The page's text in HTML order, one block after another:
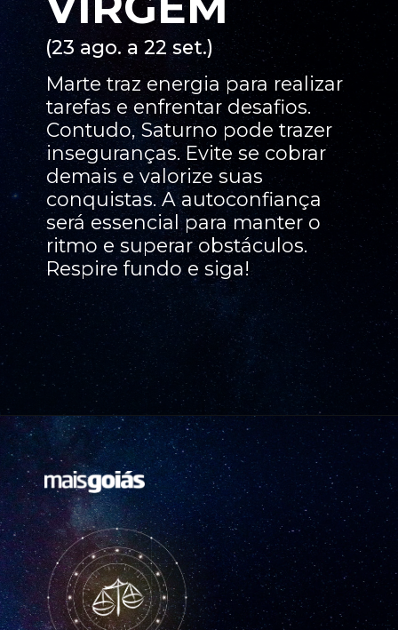
(23 ago. a 22 set.)
Marte traz energia para realizar
tarefas e enfrentar desafios.
Contudo, Saturno pode trazer
inseguranças. Evite se cobrar
demais e valorize suas
conquistas. A autoconfiança
será essencial para manter o
ritmo e superar obstáculos.
Respire fundo e siga!